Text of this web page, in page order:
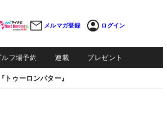
メルマガ登録 ログイン
ルフ場予約 連載 プレゼント
ゥーロンパター』